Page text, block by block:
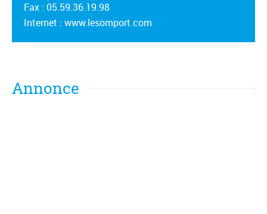
Fax : 05.59.36.19.98
Internet : www.lesomport.com
Annonce